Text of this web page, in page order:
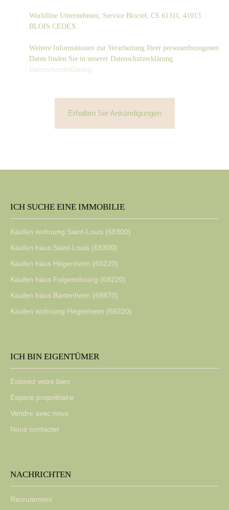
Worldline Unternehmen, Service Bloctel, CS 61311, 41013
BLOIS CEDEX.
Weitere Informationen zur Verarbeitung Ihrer personenbezogenen
Daten finden Sie in unserer Datenschutzerklärung
Datenschutzerklärung
Erhalten Sie Ankündigungen
ICH SUCHE EINE IMMOBILIE
Kaufen wohnung Saint-Louis (68300)
Kaufen haus Saint-Louis (68300)
Kaufen haus Hégenheim (68220)
Kaufen haus Folgensbourg (68220)
Kaufen haus Bartenheim (68870)
Kaufen wohnung Hégenheim (68220)
ICH BIN EIGENTÜMER
Estimez votre bien
Espace propriétaire
Vendre avec nous
Nous contacter
NACHRICHTEN
Recrutement